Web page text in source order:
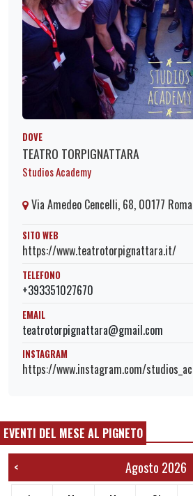
DOVE
TEATRO TORPIGNATTARA
Studios Academy
Via Amedeo Cencelli, 68, 00177
SITO WEB
https://www.teatrotorpignattara.it/
TELEFONO
+393351027670
EMAIL
teatrotorpignattara@gmail.com
INSTAGRAM
https://www.instagram.com/
EVENTI DEL MESE AL PIGNETO
< Agosto 2026